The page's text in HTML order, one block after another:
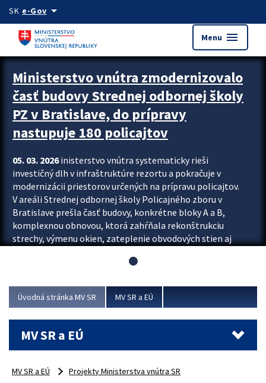
Preskocit na hlavný obsah
SK e-Govarrow_drop_down
Menu menu
Ministerstvo vnútra zmodernizovalo
časť budovy Strednej odbornej školy
PZ v Bratislave, do prípravy
nastupuje 180 policajtov
05. 03. 2026inisterstvo vnútra systematicky rieši
investičný dlh v infraštruktúre rezortu a pokračuje v
modernizácii priestorov určených na prípravu policajtov.
V areáli Strednej odbornej školy Policajného zboru v
Bratislave prešla časť budovy, konkrétne bloky A a B,
komplexnou obnovou, ktorá zahŕňala rekonštrukciu
strechy, výmenu okien, zateplenie obvodových stien aj
aj interiéru, kde vznikli nové učebne a moderné
Viac
Úvodná stránka MV SR MV SR a EÚ
MV SR a EÚ
MV SR a EÚ
Projekty Ministerstva vnútra SR